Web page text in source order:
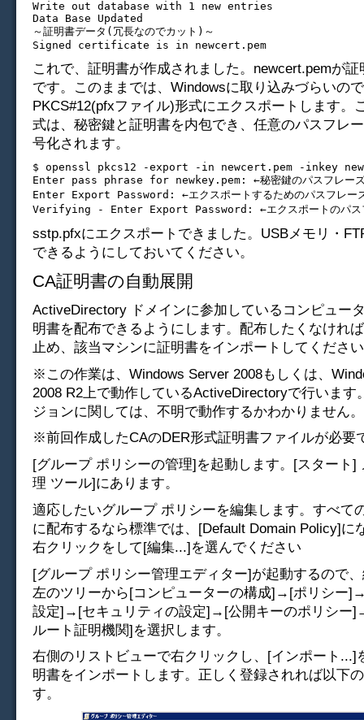
Write out database with 1 new entries
Data Base Updated
～証明書データ(冗長なのでカット)～
これで、証明書が作成されました。newcert.pemが
です。このままでは、Windowsに取り込みづらいの
PKCS#12(pfxファイル)形式にエクスポートします。
式は、秘密鍵と証明書を内包でき、任意のパスフレ
号化されます。
$ openssl pkcs12 -export -in newcert.pem -inkey
Enter pass phrase for newkey.pem: ←秘密鍵のパスフレー
Enter Export Password: ←エクスポートするためのパスフレー
sstp.pfxにエクスポートできました。USBメモリ・
できるようにしておいてください。
CA証明書の自動展開
ActiveDirectory ドメインに参加しているコンピュー
明書を配布できるようにします。配布したくなけれ
止め、該当マシンに証明書をインポートしてくださ
※この作業は、Windows Server 2008もしくは、
2008 R2上で動作しているActiveDirectoryで行います
ジョンに関しては、不明で動作するかわかりません。
※前回作成したCAのDER形式証明書ファイルが必要
[グループ ポリシーの管理]を起動します。[スタート]
理 ツール]にあります。
適応したいグループ ポリシーを編集します。すべて
に配布するなら標準では、[Default Domain Policy]に
右クリックをして[編集...]を選んでください
[グループ ポリシー管理エディター]が起動するので
左のツリーから[コンピューターの構成]→[ポリシー
設定]→[セキュリティの設定]→[公開キーのポリシー
ルート証明機関]を選択します。
右側のリストビューで右クリックし、[インポート...]
明書をインポートします。正しく登録されれば以下
す。